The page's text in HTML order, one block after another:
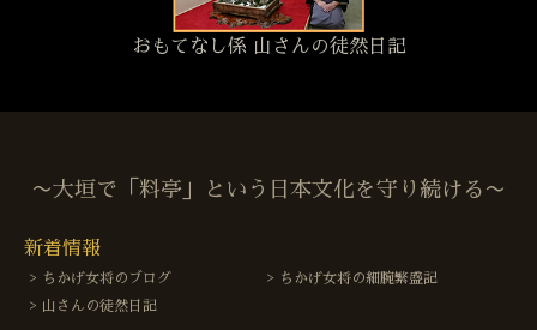
おもてなし係 山さんの徒然日記
〜大垣で「料亭」という日本文化を守り続ける〜
新着情報
ちかげ女将のブログ
ちかげ女将の細腕繁盛記
山さんの徒然日記